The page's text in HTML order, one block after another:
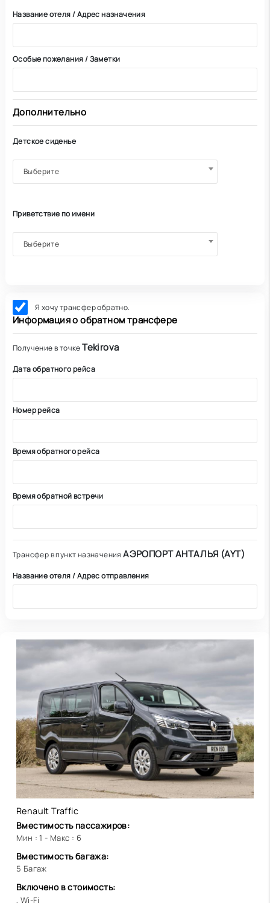
Название отеля / Адрес назначения
Особые пожелания / Заметки
Дополнительно
Детское сиденье
Выберите
Приветствие по имени
Выберите
Я хочу трансфер обратно.
Информация о обратном трансфере
Получение в точкеTekirova
Дата обратного рейса
Номер рейса
Время обратного рейса
Время обратной встречи
Трансфер в пункт назначенияАЭРОПОРТ АНТАЛЬЯ (AYT)
Название отеля / Адрес отправления
Renault Traffic
Вместимость пассажиров:
Мин : 1 - Макс : 6
Вместимость багажа:
5 Багаж
Включено в стоимость:
, Wi-Fi